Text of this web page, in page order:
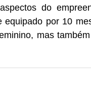
do
equipado por 10
mas